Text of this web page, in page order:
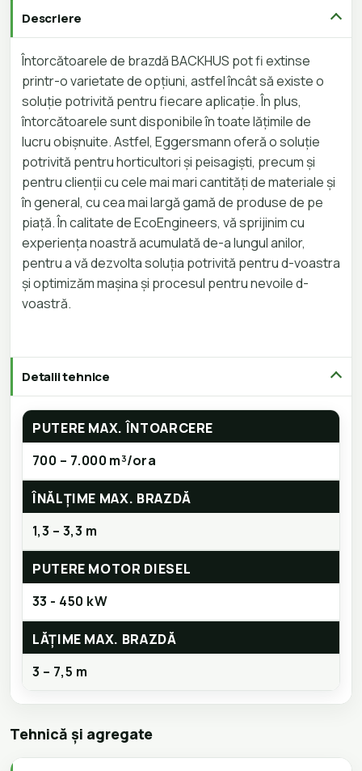
Descriere
Întorcătoarele de brazdă BACKHUS pot fi extinse
printr-o varietate de opțiuni, astfel încât să existe o
soluție potrivită pentru fiecare aplicație. În plus,
întorcătoarele sunt disponibile în toate lățimile de
lucru obișnuite. Astfel, Eggersmann oferă o soluție
potrivită pentru horticultori și peisagiști, precum și
pentru clienții cu cele mai mari cantități de materiale și
în general, cu cea mai largă gamă de produse de pe
piață. În calitate de EcoEngineers, vă sprijinim cu
experiența noastră acumulată de-a lungul anilor,
pentru a vă dezvolta soluția potrivită pentru d-voastra
și optimizăm mașina și procesul pentru nevoile d-
voastră.
Detalii tehnice
PUTERE MAX. ÎNTOARCERE
700 – 7.000 m³/ora
ÎNĂLȚIME MAX. BRAZDĂ
1,3 – 3,3 m
PUTERE MOTOR DIESEL
33 - 450 kW
LĂȚIME MAX. BRAZDĂ
3 – 7,5 m
Tehnică și agregate